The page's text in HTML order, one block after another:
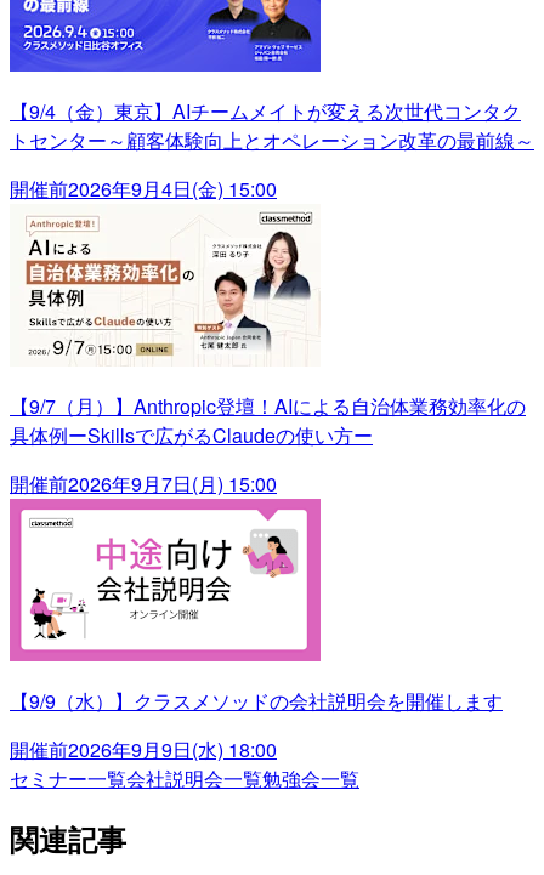
【9/4（金）東京】AIチームメイトが変える次世代コンタク
トセンター～顧客体験向上とオペレーション改革の最前線～
開催前2026年9月4日(金) 15:00
【9/7（月）】Anthropic登壇！AIによる自治体業務効率化の
具体例ーSkillsで広がるClaudeの使い方ー
開催前2026年9月7日(月) 15:00
【9/9（水）】クラスメソッドの会社説明会を開催します
開催前2026年9月9日(水) 18:00
セミナー一覧会社説明会一覧勉強会一覧
関連記事